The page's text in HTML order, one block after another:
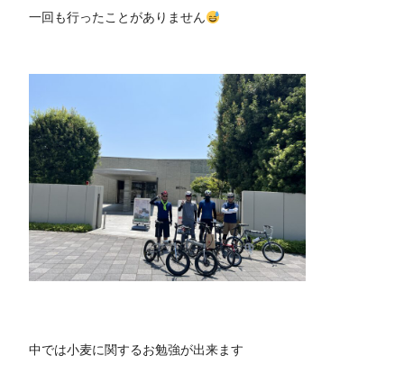
一回も行ったことがありません
中では小麦に関するお勉強が出来ます